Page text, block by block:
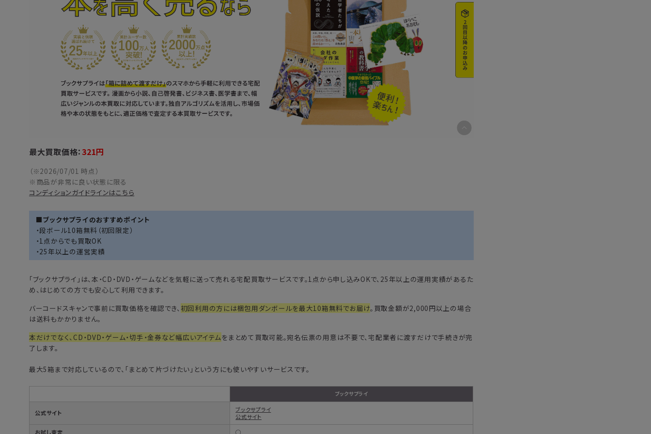
最大買取価格：321円
（※2026/07/01 時点）
※商品が非常に良い状態に限る
コンディションガイドラインはこちら
■ブックサプライのおすすめポイント
・段ボール10箱無料（初回限定）
・1点からでも買取OK
・25年以上の運営実績
「ブックサプライ 」は、本・CD・DVD・ゲームなどを気軽に送って売れる宅配買取サービスです。1点から申し込みOKで、25年以上の運用実績があるた
め、はじめての方でも安心して利用できます。
バーコードスキャンで事前に買取価格を確認でき、 初回利用の方には梱包用ダンボールを最大10箱無料でお届け。買取金額が2,000円以上の場合
は送料もかかりません。
本だけでなく、CD・DVD・ゲーム・切手・金券など幅広いアイテムをまとめて買取可能。宛名伝票の用意は不要で、宅配業者に渡すだけで手続きが完
了します。
最大5箱まで対応しているので、「まとめて片づけたい」という方にも使いやすいサービスです。
ブックサプライ
公式サイト
ブックサプライ
公式サイト
お試し査定
◯